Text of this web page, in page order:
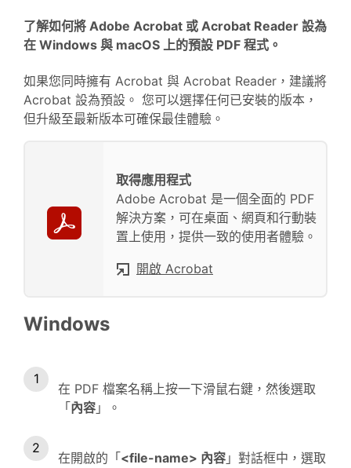
了解如何將 Adobe Acrobat 或 Acrobat Reader 設為
在 Windows 與 macOS 上的預設 PDF 程式。
如果您同時擁有 Acrobat 與 Acrobat Reader，建議將
Acrobat 設為預設。 您可以選擇任何已安裝的版本，
但升級至最新版本可確保最佳體驗。
取得應用程式
Adobe Acrobat 是一個全面的 PDF
解決方案，可在桌面、網頁和行動裝
置上使用，提供一致的使用者體驗。
開啟 Acrobat
Windows
在 PDF 檔案名稱上按一下滑鼠右鍵，然後選取
「 內容 」。
在開啟的「 <file-name> 內容 」對話框中，選取